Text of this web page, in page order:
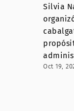
Silvia
Oct 19,